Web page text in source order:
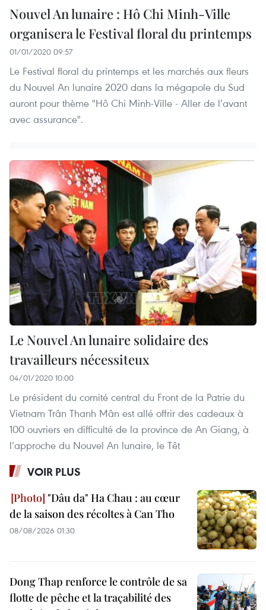
Nouvel An lunaire : Hô Chi Minh-Ville
organisera le Festival floral du printemps
01/01/2020 09:57
Le Festival floral du printemps et les marchés aux fleurs
du Nouvel An lunaire 2020 dans la mégapole du Sud
auront pour thème "Hô Chi Minh-Ville - Aller de l’avant
avec assurance".
Le Nouvel An lunaire solidaire des
travailleurs nécessiteux
04/01/2020 10:00
Le président du comité central du Front de la Patrie du
Vietnam Trân Thanh Mân est allé offrir des cadeaux à
100 ouvriers en difficulté de la province de An Giang, à
l’approche du Nouvel An lunaire, le Têt
VOIR PLUS
"Dâu da" Ha Chau : au cœur
de la saison des récoltes à Can Tho
08/08/2026 01:30
Dong Thap renforce le contrôle de sa
flotte de pêche et la traçabilité des